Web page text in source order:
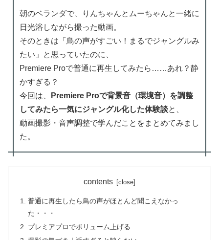
朝のベランダで、りんちゃんとムーちゃんと一緒に
日光浴しながら撮った動画。
そのときは「鳥の声がすごい！まるでジャングルみ
たい」と思っていたのに、
Premiere Proで普通に再生してみたら……あれ？静
かすぎる？
今回は、
Premiere Proで背景音（環境音）を調整
してみたら一気にジャングル化した体験談と、
動画撮影・音声調整で学んだことをまとめてみまし
た。
contents
普通に再生したら鳥の声がほとんど聞こえなかっ
た・・・
プレミアプロでボリューム上げる